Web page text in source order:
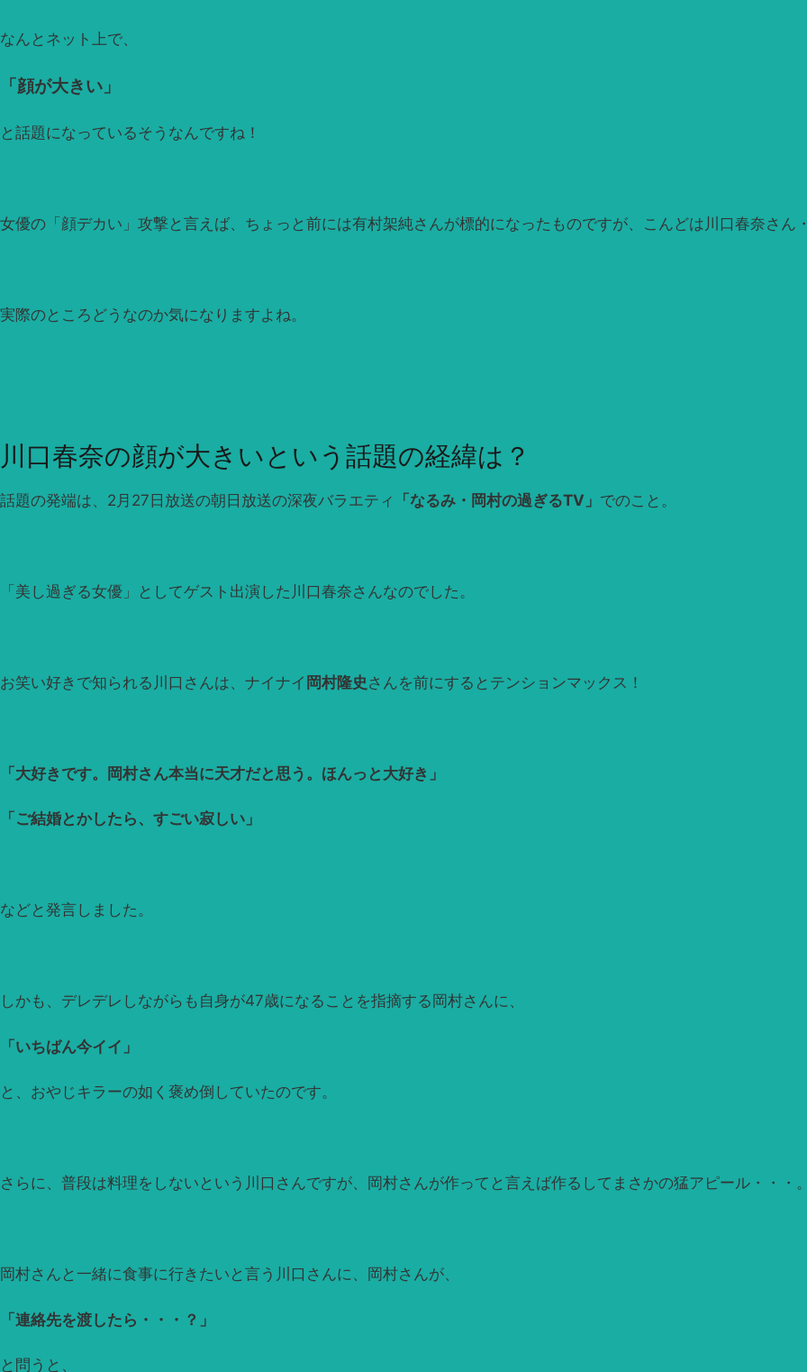
なんとネット上で、
「顔が大きい」
と話題になっているそうなんですね！
女優の「顔デカい」攻撃と言えば、ちょっと前には有村架純さんが標的になったものですが、こんどは川口春奈さん
実際のところどうなのか気になりますよね。
川口春奈の顔が大きいという話題の経緯は？
話題の発端は、2月27日放送の朝日放送の深夜バラエティ 「なるみ・岡村の過ぎるTV」 でのこと。
「美し過ぎる女優」としてゲスト出演した川口春奈さんなのでした。
お笑い好きで知られる川口さんは、ナイナイ 岡村隆史 さんを前にするとテンションマックス！
「大好きです。岡村さん本当に天才だと思う。ほんっと大好き」
「ご結婚とかしたら、すごい寂しい」
などと発言しました。
しかも、デレデレしながらも自身が47歳になることを指摘する岡村さんに、
「いちばん今イイ」
と、おやじキラーの如く褒め倒していたのです。
さらに、普段は料理をしないという川口さんですが、岡村さんが作ってと言えば作るしてまさかの猛アピール・・・
岡村さんと一緒に食事に行きたいと言う川口さんに、岡村さんが、
「連絡先を渡したら・・・？」
と問うと、